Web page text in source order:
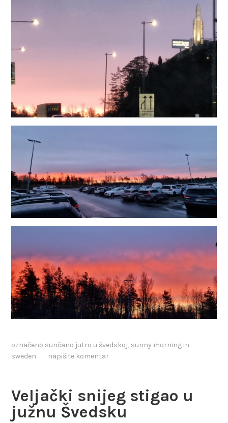
označeno sunčano jutro u švedskoj, sunny morning in
sweden
napišite komentar
Veljački snijeg stigao u
južnu Švedsku